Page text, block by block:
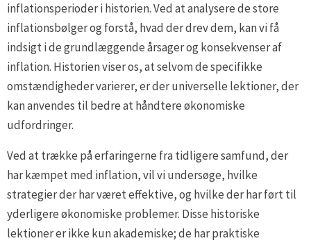
inflationsperioder i historien. Ved at analysere de store
inflationsbølger og forstå, hvad der drev dem, kan vi få
indsigt i de grundlæggende årsager og konsekvenser af
inflation. Historien viser os, at selvom de specifikke
omstændigheder varierer, er der universelle lektioner, der
kan anvendes til bedre at håndtere økonomiske
udfordringer.
Ved at trække på erfaringerne fra tidligere samfund, der
har kæmpet med inflation, vil vi undersøge, hvilke
strategier der har været effektive, og hvilke der har ført til
yderligere økonomiske problemer. Disse historiske
lektioner er ikke kun akademiske; de har praktiske